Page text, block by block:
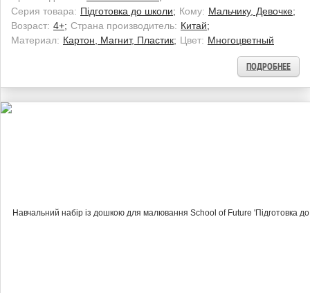
Серия товара: Підготовка до школи; Кому: Мальчику, Девочке;
Возраст: 4+; Страна производитель: Китай;
Материал: Картон, Магнит, Пластик; Цвет: Многоцветный
ПОДРОБНЕЕ